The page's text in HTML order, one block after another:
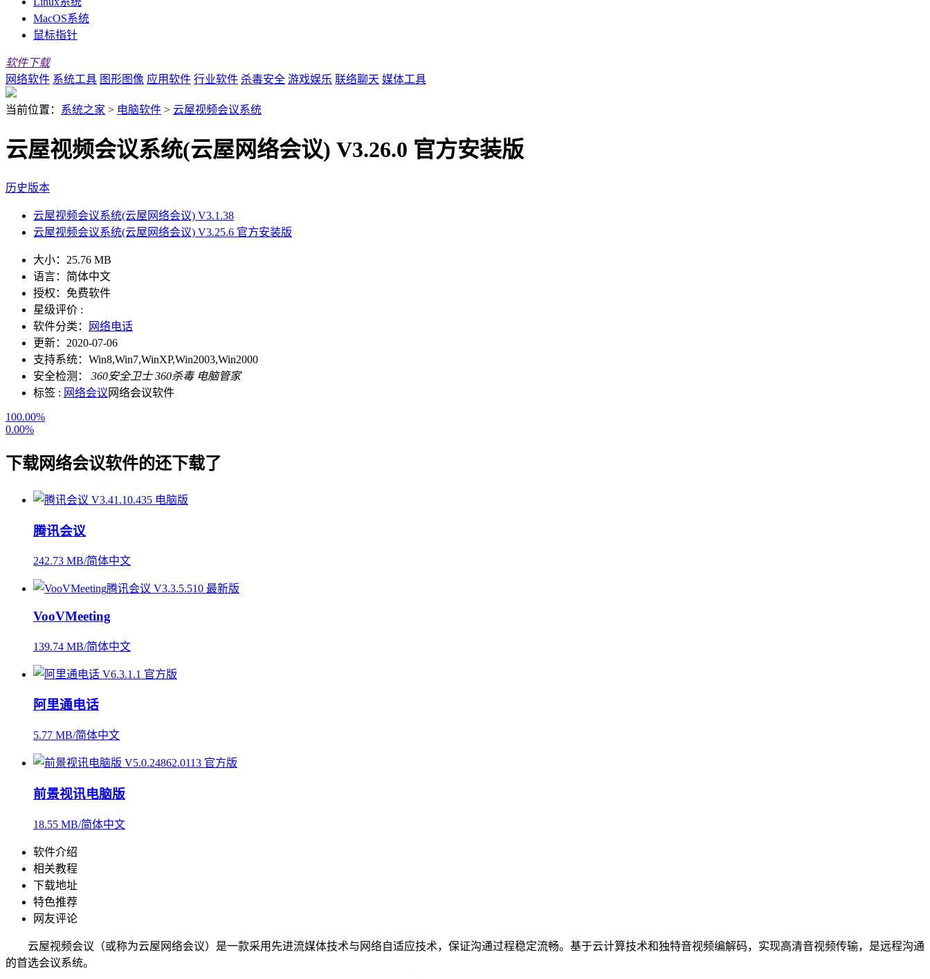
MacOS系统
鼠标指针
软件下载
网络软件 系统工具 图形图像 应用软件 行业软件 杀毒安全 游戏娱乐 联络聊天 媒体工具
当前位置： 系统之家 > 电脑软件 > 云屋视频会议系统
云屋视频会议系统(云屋网络会议) V3.26.0 官方安装版
历史版本
云屋视频会议系统(云屋网络会议) V3.1.38
云屋视频会议系统(云屋网络会议) V3.25.6 官方安装版
大小： 25.76 MB
语言： 简体中文
授权： 免费软件
星级评价 :
软件分类：
网络电话
更新： 2020-07-06
支持系统： Win8,Win7,WinXP,Win2003,Win2000
安全检测：
360安全卫士 360杀毒 电脑管家
标签 : 网络会议 网络会议软件
100.00%
0.00%
下载网络会议软件的还下载了
腾讯会议
242.73 MB/简体中文
VooVMeeting
139.74 MB/简体中文
阿里通电话
5.77 MB/简体中文
前景视讯电脑版
18.55 MB/简体中文
软件介绍
相关教程
下载地址
特色推荐
网友评论
云屋视频会议（或称为云屋网络会议）是一款采用先进流媒体技术与网络自适应技术，保证沟通过程稳定流畅。基于云计算技术和独特音视频编解码，实现高清音视频传输，是远程沟通
的首选会议系统。